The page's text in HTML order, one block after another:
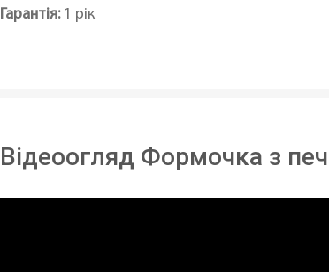
Гарантія:1 рік
Відеоогляд Формочка з